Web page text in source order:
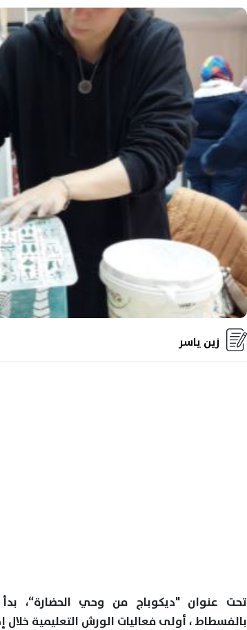
زين ياسر
تحت عنوان "ديكوباج من وحي الحضارة“،
بالفسطاط ، أولى فعاليات الورش التعليمية خلال